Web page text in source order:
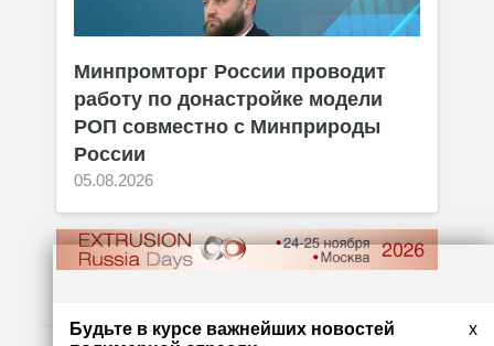
Минпромторг России проводит
работу по донастройке модели
РОП совместно с Минприроды
России
05.08.2026
x
Будьте в курсе важнейших новостей